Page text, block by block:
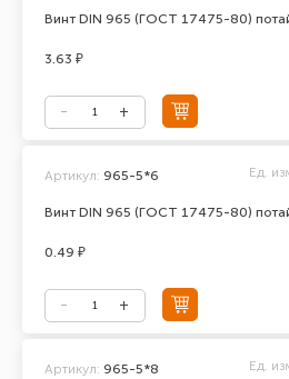
Винт DIN 965 (ГОСТ 17475-80)
3.63 ₽
Винт DIN 965 (ГОСТ 17475-80)
Артикул: 965-5*6 Ед.
0.49 ₽
Артикул: 965-5*8 Ед.